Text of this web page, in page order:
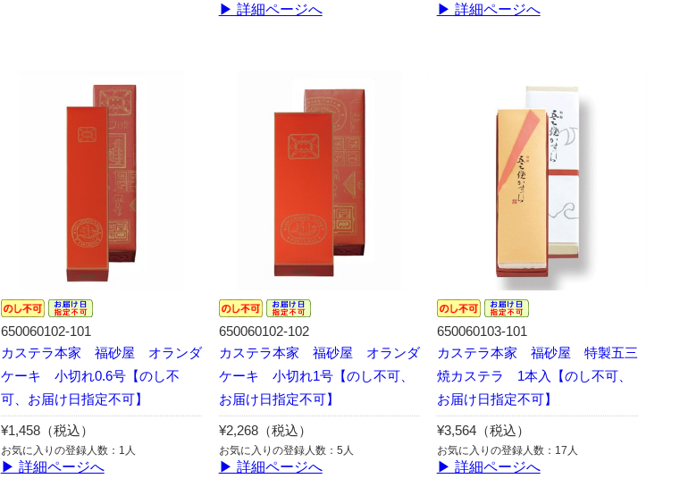
▶ 詳細ページへ ▶ 詳細ページへ
650060102-101
カステラ本家 福砂屋 オランダ
ケーキ 小切れ0.6号【のし不
可、お届け日指定不可】
¥1,458（税込）
お気に入りの登録人数：1人
▶ 詳細ページへ
650060102-102
カステラ本家 福砂屋 オランダ
ケーキ 小切れ1号【のし不可、
お届け日指定不可】
¥2,268（税込）
お気に入りの登録人数：5人
▶ 詳細ページへ
650060103-101
カステラ本家 福砂屋 特製五三
焼カステラ 1本入【のし不可、
お届け日指定不可】
¥3,564（税込）
お気に入りの登録人数：17人
▶ 詳細ページへ